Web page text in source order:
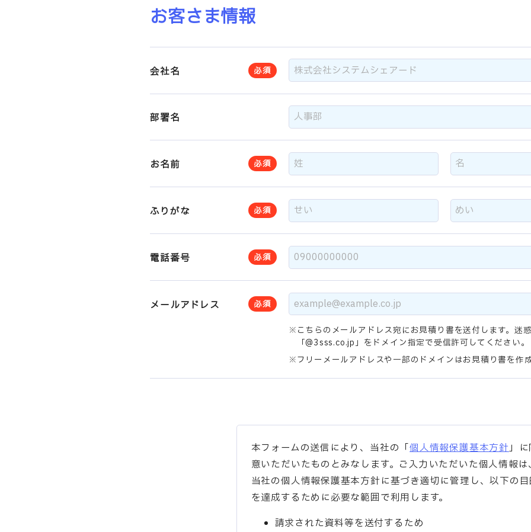
お客さま情報
会社名 必須
部署名
お名前 必須
ふりがな 必須
電話番号 必須
メールアドレス 必須
こちらのメールアドレス宛にお見積り書を送付します。迷
「@3sss.co.jp」をドメイン指定で受信許可してください。
フリーメールアドレスや一部のドメインはお見積り書を作
本フォームの送信により、当社の「個人情報保護基本方針」に
意いただいたものとみなします。ご入力いただいた個人情報は、
当社の個人情報保護基本方針に基づき適切に管理し、以下の目
を達成するために必要な範囲で利用します。
請求された資料等を送付するため